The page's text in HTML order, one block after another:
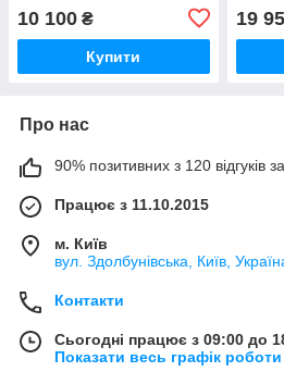
10 100 ₴
Купити
19
Про нас
90% позитивних з 120 відгуків
Працює з 11.10.2015
м. Київ
вул. Здолбунівська, Київ,
Контакти
Сьогодні працює з 09:00 до
Показати весь графік роботи